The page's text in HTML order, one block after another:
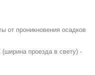
от проникновения осадков
проезда в свету) -